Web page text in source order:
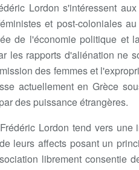
Lordon s'intéressent
et post-coloniales
de l'économie politique et
les rapports d'aliénation ne
des femmes et
actuellement en Grèce
des puissance étrangères.
Lordon tend vers
leurs affects posant un
librement consentie